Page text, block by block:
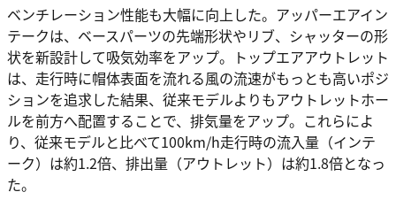
ベンチレーション性能も大幅に向上した。アッパーエアイン
テークは、ベースパーツの先端形状やリブ、シャッターの形
状を新設計して吸気効率をアップ。トップエアアウトレット
は、走行時に帽体表面を流れる風の流速がもっとも高いポジ
ションを追求した結果、従来モデルよりもアウトレットホー
ルを前方へ配置することで、排気量をアップ。これらによ
り、従来モデルと比べて100km/h走行時の流入量（インテ
ーク）は約1.2倍、排出量（アウトレット）は約1.8倍となっ
た。